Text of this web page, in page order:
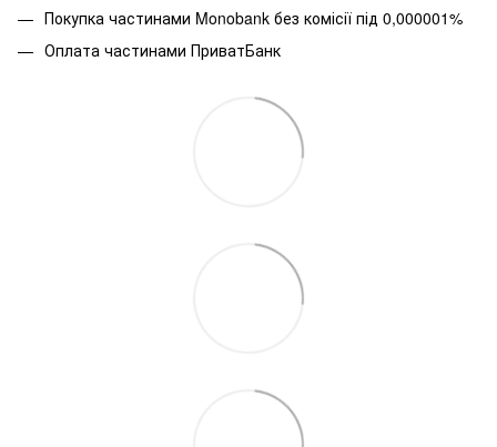
Покупка частинами Monobank без комісії під 0,000001%
Оплата частинами ПриватБанк